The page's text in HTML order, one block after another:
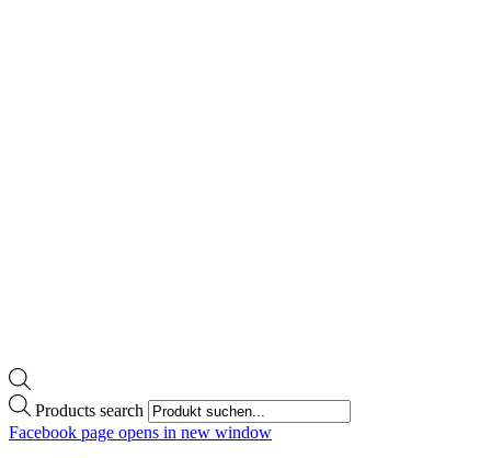
Products search
Facebook page opens in new window